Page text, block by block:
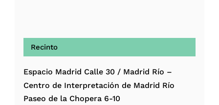
Recinto
Espacio Madrid Calle 30 / Madrid Río –
Centro de Interpretación de Madrid Río
Paseo de la Chopera 6-10